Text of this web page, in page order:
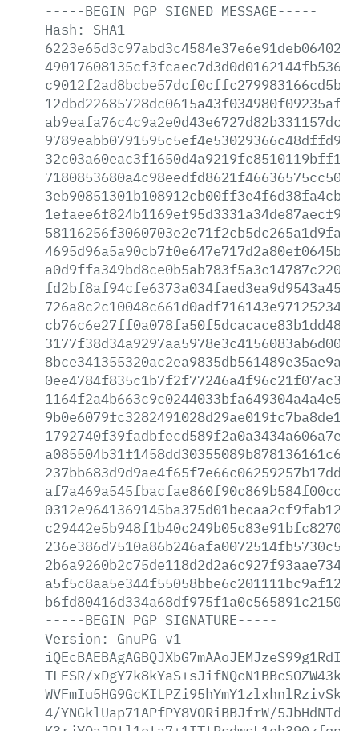
-----BEGIN PGP SIGNED MESSAGE-----
Hash:
SHA1
-----BEGIN PGP SIGNATURE-----
Version:
GnuPG v1
TLFSR/
4/YNGklUap71APfPY8VORiBBJfrW/